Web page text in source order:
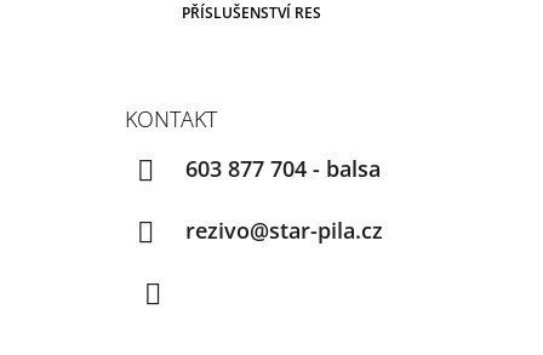
PŘÍSLUŠENSTVÍ RES
KONTAKT
603 877 704 - balsa
rezivo@star-pila.cz